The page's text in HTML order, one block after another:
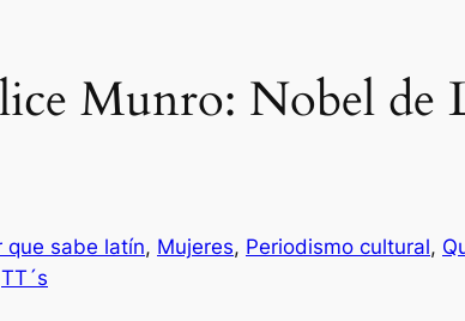
Munro: Nobel de
que sabe latín, Mujeres, Periodismo cultural,
TT´s